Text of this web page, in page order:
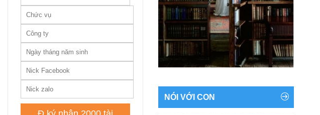
NÓI VỚI CON